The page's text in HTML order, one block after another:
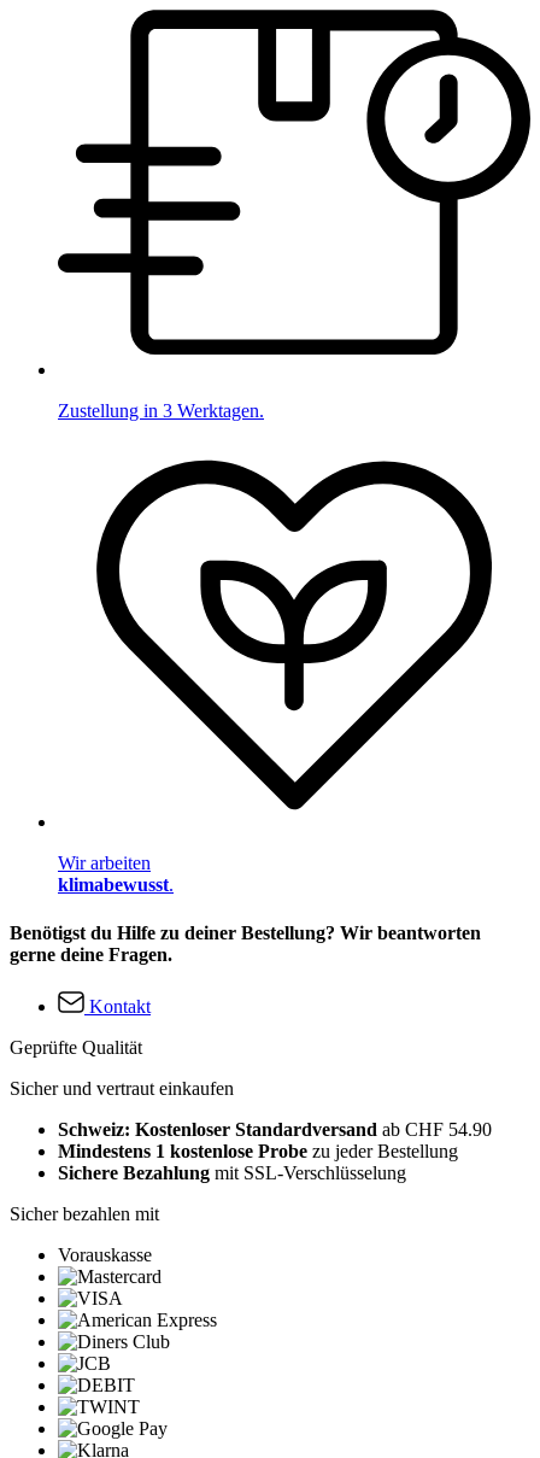
Zustellung in 3 Werktagen.
Wir arbeiten
klimabewusst.
Benötigst du Hilfe zu deiner Bestellung? Wir beantworten
gerne deine Fragen.
Kontakt
Geprüfte Qualität
Sicher und vertraut einkaufen
Schweiz: Kostenloser Standardversand ab CHF 54.90
Mindestens 1 kostenlose Probe zu jeder Bestellung
Sichere Bezahlung mit SSL-Verschlüsselung
Sicher bezahlen mit
Vorauskasse